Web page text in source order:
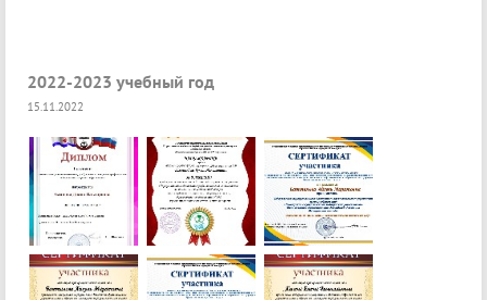
2022-2023 учебный год
15.11.2022